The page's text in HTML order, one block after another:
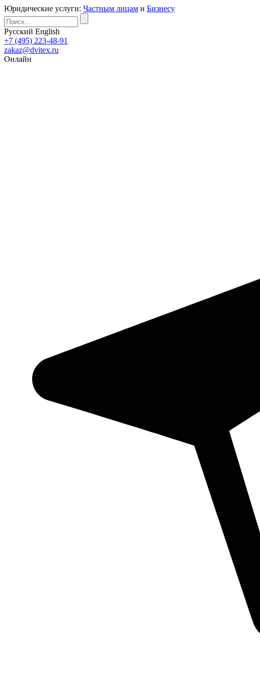
Юридические услуги: Частным лицам и Бизнесу
Русский English
+7 (495) 223-48-91
zakaz@dvitex.ru
Онлайн